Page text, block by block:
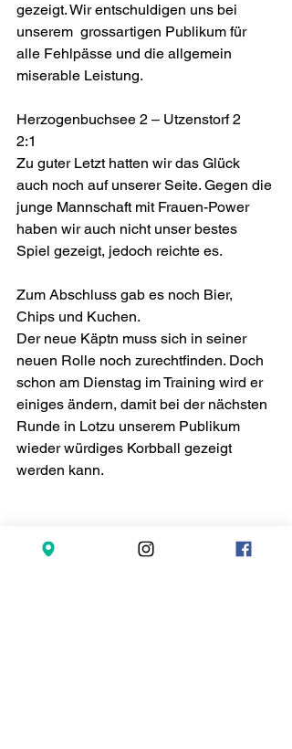
gezeigt. Wir entschuldigen uns bei
unserem  grossartigen Publikum für
alle Fehlpässe und die allgemein
miserable Leistung.
Herzogenbuchsee 2 – Utzenstorf 2
2:1
Zu guter Letzt hatten wir das Glück
auch noch auf unserer Seite. Gegen die
junge Mannschaft mit Frauen-Power
haben wir auch nicht unser bestes
Spiel gezeigt, jedoch reichte es.
Zum Abschluss gab es noch Bier,
Chips und Kuchen.
Der neue Käptn muss sich in seiner
neuen Rolle noch zurechtfinden. Doch
schon am Dienstag im Training wird er
einiges ändern, damit bei der nächsten
Runde in Lotzu unserem Publikum
wieder würdiges Korbball gezeigt
werden kann.